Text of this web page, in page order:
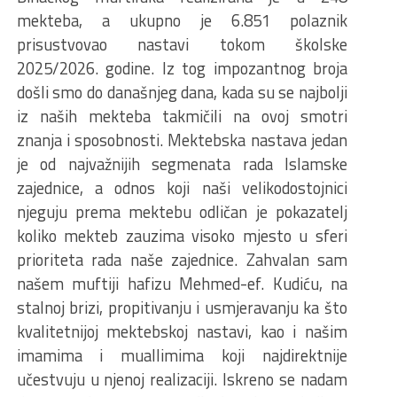
mekteba, a ukupno je 6.851 polaznik
prisustvovao nastavi tokom školske
2025/2026. godine. Iz tog impozantnog broja
došli smo do današnjeg dana, kada su se najbolji
iz naših mekteba takmičili na ovoj smotri
znanja i sposobnosti. Mektebska nastava jedan
je od najvažnijih segmenata rada Islamske
zajednice, a odnos koji naši velikodostojnici
njeguju prema mektebu odličan je pokazatelj
koliko mekteb zauzima visoko mjesto u sferi
prioriteta rada naše zajednice. Zahvalan sam
našem muftiji hafizu Mehmed-ef. Kudiću, na
stalnoj brizi, propitivanju i usmjeravanju ka što
kvalitetnijoj mektebskoj nastavi, kao i našim
imamima i muallimima koji najdirektnije
učestvuju u njenoj realizaciji. Iskreno se nadam